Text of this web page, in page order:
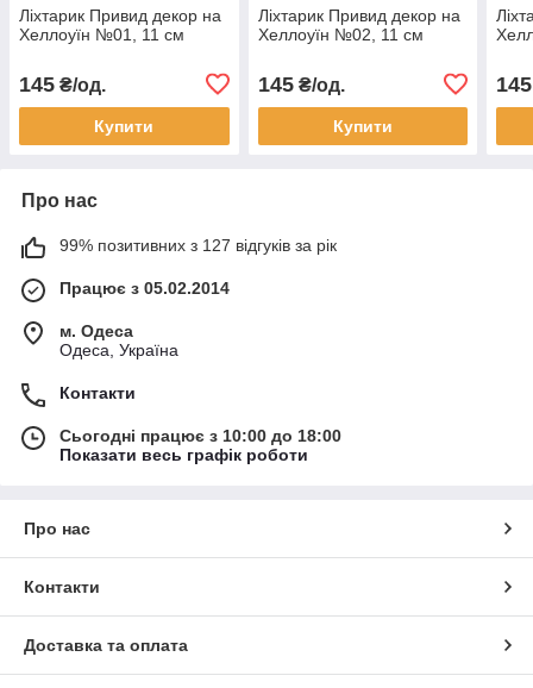
Ліхтарик Привид декор на
Хеллоуїн №01, 11 см
145 ₴/од.
Купити
Ліхтарик Привид декор на
Хеллоуїн №02, 11 см
145₴/од.
Купити
145
Про нас
99% позитивних з 127 відгуків за рік
Працює з 05.02.2014
м. Одеса
Одеса, Україна
Контакти
Сьогодні працює з 10:00 до 18:00
Показати весь графік роботи
Про нас
Контакти
Доставка та оплата